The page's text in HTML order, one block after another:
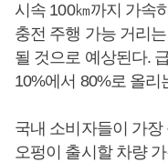
시속 100㎞까지 가속
충전 주행 가능 거리
될 것으로 예상된다.
10%에서 80%로 올리
국내 소비자들이 가
오펑이 출시할 차량